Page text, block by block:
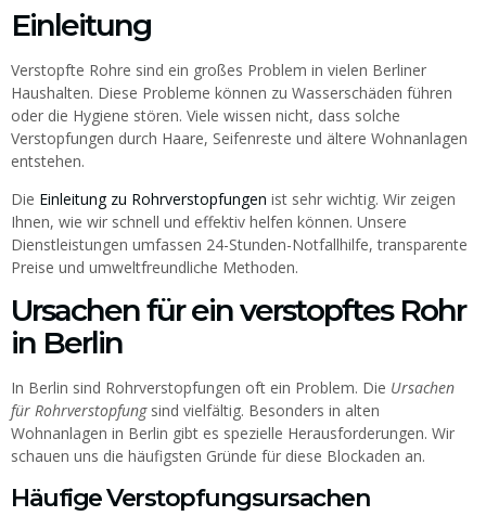
Einleitung
Verstopfte Rohre sind ein großes Problem in vielen Berliner
Haushalten. Diese Probleme können zu Wasserschäden führen
oder die Hygiene stören. Viele wissen nicht, dass solche
Verstopfungen durch Haare, Seifenreste und ältere Wohnanlagen
entstehen.
Die Einleitung zu Rohrverstopfungen ist sehr wichtig. Wir zeigen
Ihnen, wie wir schnell und effektiv helfen können. Unsere
Dienstleistungen umfassen 24-Stunden-Notfallhilfe, transparente
Preise und umweltfreundliche Methoden.
Ursachen für ein verstopftes Rohr
in Berlin
In Berlin sind Rohrverstopfungen oft ein Problem. Die Ursachen
für Rohrverstopfungsind vielfältig. Besonders in alten
Wohnanlagen in Berlin gibt es spezielle Herausforderungen. Wir
schauen uns die häufigsten Gründe für diese Blockaden an.
Häufige Verstopfungsursachen